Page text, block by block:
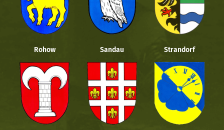
Rohow Sandau Strandorf